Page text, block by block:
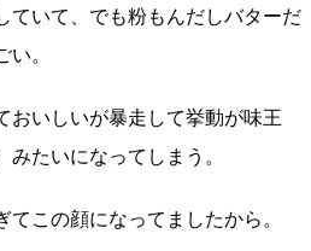
ていて、でも粉もんだしバターだ
。
おいしいが暴走して挙動が味王
みたいになってしまう。
この顔になってましたから。